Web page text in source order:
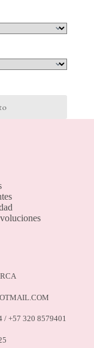
/ +57 320 8579401